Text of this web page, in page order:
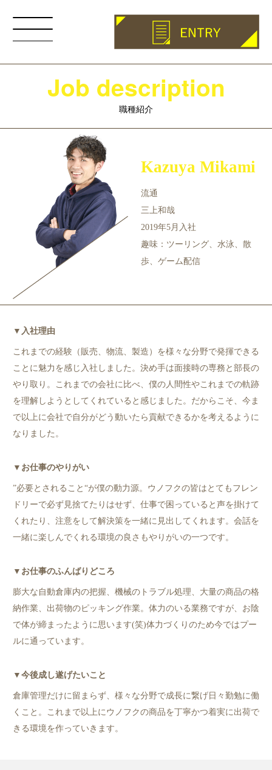
Job description
職種紹介
Kazuya Mikami
流通
三上和哉
2019年5⽉⼊社
趣味：ツーリング、⽔泳、散
歩、ゲーム配信
▼入社理由
これまでの経験（販売、物流、製造）を様々な分野で発揮できる
ことに魅⼒を感じ⼊社 しました。決め⼿は⾯接時の専務と部⻑の
やり取り。これまでの会社に⽐べ、僕の⼈間性やこれまでの軌跡
を理解しようとしてくれていると感じました。だからこそ、今ま
で以上に会社で⾃分がどう動いたら貢献できるかを考えるように
なりました。
▼お仕事のやりがい
”必要とされること“が僕の動⼒源。ウノフクの皆はとてもフレン
ドリーで必ず⾒捨てた りはせず、仕事で困っていると声を掛けて
くれたり、注意をして解決策を⼀緒に⾒出してくれます。会話を
⼀緒に楽しんでくれる環境の良さもやりがいの⼀つです。
▼お仕事のふんばりどころ
膨⼤な⾃動倉庫内の把握、機械のトラブル処理、⼤量の商品の格
納作業、出荷物のピッキング作業。体⼒のいる業務ですが、お陰
で体が締まったように思います(笑)体⼒づくりのため今ではプー
ルに通っています。
▼今後成し遂げたいこと
倉庫管理だけに留まらず、様々な分野で成⻑に繋げ⽇々勤勉に働
くこと。これまで以上にウノフクの商品を丁寧かつ着実に出荷で
きる環境を作っていきます。